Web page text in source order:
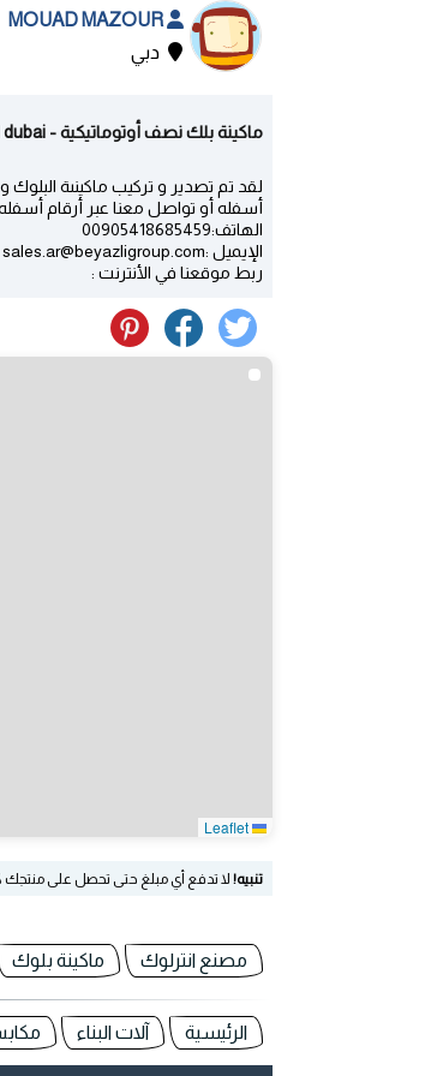
دبي
ماكينة بلك نصف أوتوماتيكية - dubai | دبي
لقد تم تصدير و تركيب ماكينىة البلوك
أسفله أو تواصل معنا عبر أرقام
الهاتف:00905418685459
الإيميل :sales.ar@beyazligroup.com
ربط موقعنا في الأنترنت :
تنبيه! لا تدفع أي مبلغ حتى تحصل على
مصنع انترلوك ماكينة بلوك
الرئيسية آلات البناء